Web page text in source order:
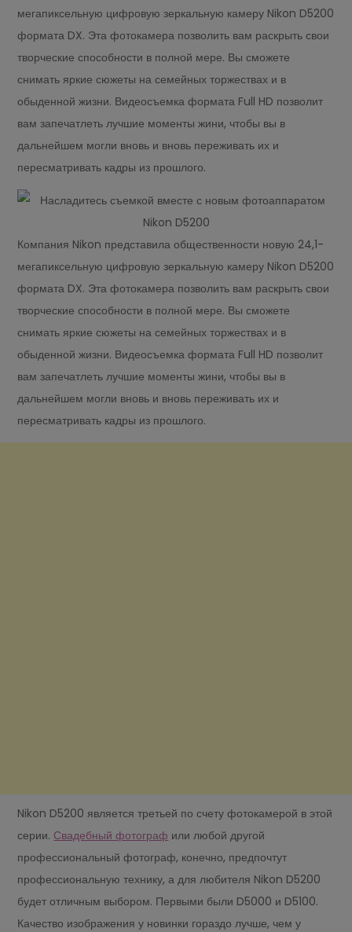
мегапиксельную цифровую зеркальную камеру Nikon D5200
формата DX. Эта фотокамера позволить вам раскрыть свои
творческие способности в полной мере. Вы сможете
снимать яркие сюжеты на семейных торжествах и в
обыденной жизни. Видеосъемка формата Full HD позволит
вам запечатлеть лучшие моменты жини, чтобы вы в
дальнейшем могли вновь и вновь переживать их и
пересматривать кадры из прошлого.
Компания Nikon представила общественности новую 24,1-
мегапиксельную цифровую зеркальную камеру Nikon D5200
формата DX. Эта фотокамера позволить вам раскрыть свои
творческие способности в полной мере. Вы сможете
снимать яркие сюжеты на семейных торжествах и в
обыденной жизни. Видеосъемка формата Full HD позволит
вам запечатлеть лучшие моменты жини, чтобы вы в
дальнейшем могли вновь и вновь переживать их и
пересматривать кадры из прошлого.
Nikon D5200 является третьей по счету фотокамерой в этой
серии. Свадебный фотограф или любой другой
профессиональный фотограф, конечно, предпочтут
профессиональную технику, а для любителя Nikon D5200
будет отличным выбором. Первыми были D5000 и D5100.
Качество изображения у новинки гораздо лучше, чем у